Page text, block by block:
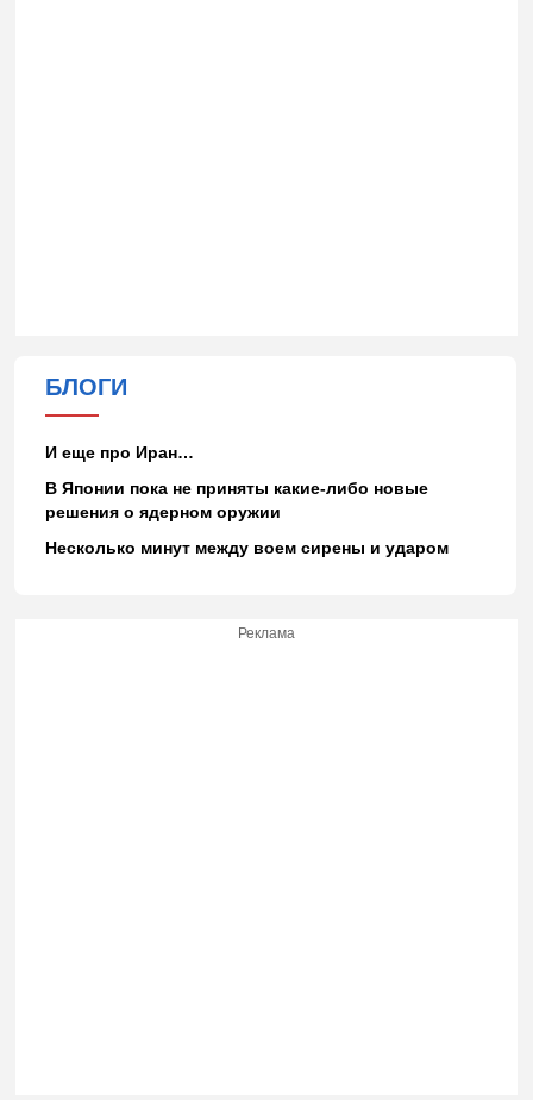
БЛОГИ
И еще про Иран…
В Японии пока не приняты какие-либо новые
решения о ядерном оружии
Несколько минут между воем сирены и ударом
Реклама